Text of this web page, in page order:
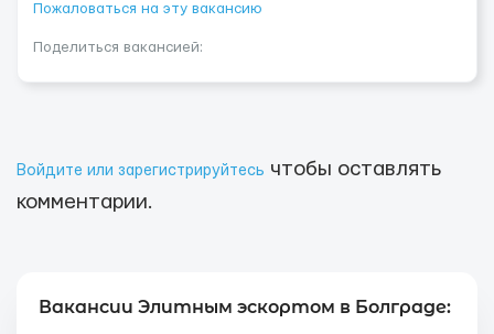
Пожаловаться на эту вакансию
Поделиться вакансией:
Войдите или зарегистрируйтесь чтобы оставлять
комментарии.
Вакансии Элитным эскортом в Болграде: